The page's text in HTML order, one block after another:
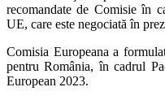
recomandate de Comisie în
UE, care este negociată în
Comisia Europeana a
pentru România, în cadrul
European 2023.